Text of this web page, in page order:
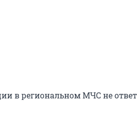
в региональном МЧС не